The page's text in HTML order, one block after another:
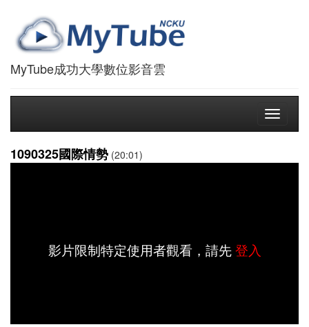
MyTube成功大學數位影音雲
Toggle
1090325國際情勢 (20:01)
影片限制特定使用者觀看，請先登入